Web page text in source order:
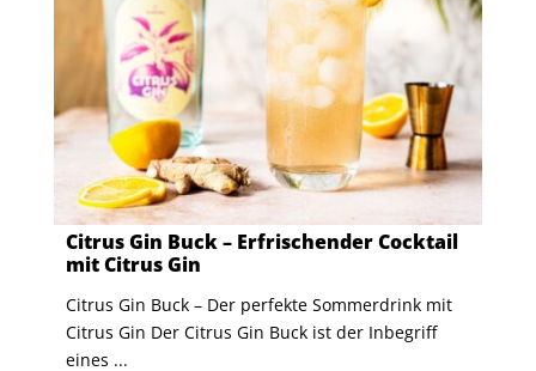
Citrus Gin Buck – Erfrischender Cocktail
mit Citrus Gin
Citrus Gin Buck – Der perfekte Sommerdrink mit
Citrus Gin Der Citrus Gin Buck ist der Inbegriff
eines ...